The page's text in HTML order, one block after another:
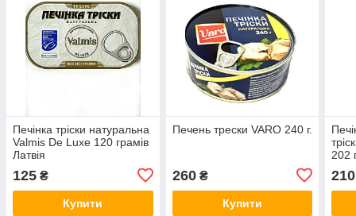
Печінка тріски натуральна
Valmis De Luxe 120 грамів
Латвія
125 ₴
Купити
Печень трески VARO 240 г.
260₴
Купити
202
210